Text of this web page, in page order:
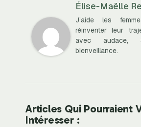
Élise-Maëlle
J’aide les
réinventer leur
avec audace,
bienveillance.
Articles Qui Pourraient
Intéresser :